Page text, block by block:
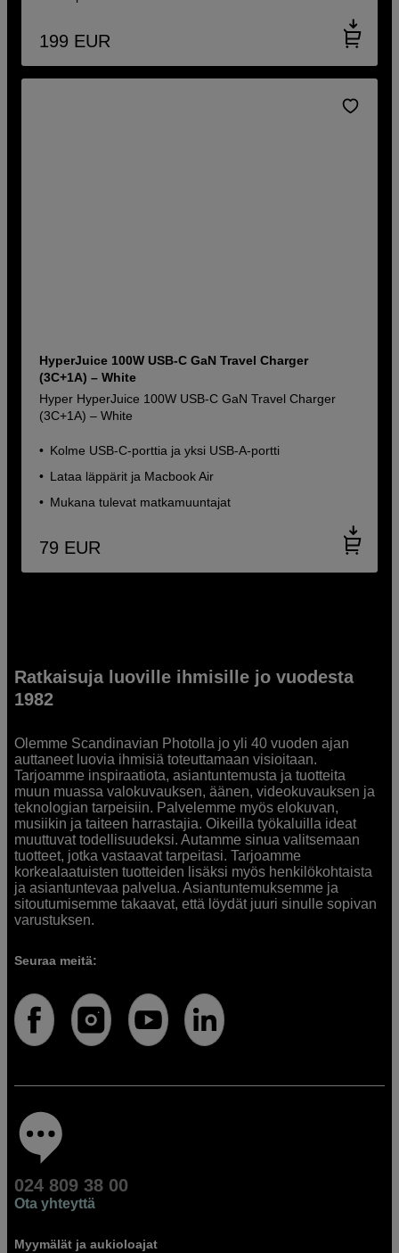
199 EUR
HyperJuice 100W USB-C GaN Travel Charger
(3C+1A) – White
Hyper HyperJuice 100W USB-C GaN Travel Charger
(3C+1A) – White
Kolme USB-C-porttia ja yksi USB-A-portti
Lataa läppärit ja Macbook Air
Mukana tulevat matkamuuntajat
79 EUR
Ratkaisuja luoville ihmisille jo vuodesta
1982
Olemme Scandinavian Photolla jo yli 40 vuoden ajan
auttaneet luovia ihmisiä toteuttamaan visioitaan.
Tarjoamme inspiraatiota, asiantuntemusta ja tuotteita
muun muassa valokuvauksen, äänen, videokuvauksen ja
teknologian tarpeisiin. Palvelemme myös elokuvan,
musiikin ja taiteen harrastajia. Oikeilla työkaluilla ideat
muuttuvat todellisuudeksi. Autamme sinua valitsemaan
tuotteet, jotka vastaavat tarpeitasi. Tarjoamme
korkealaatuisten tuotteiden lisäksi myös henkilökohtaista
ja asiantuntevaa palvelua. Asiantuntemuksemme ja
sitoutumisemme takaavat, että löydät juuri sinulle sopivan
varustuksen.
Seuraa meitä:
024 809 38 00
Ota yhteyttä
Myymälät ja aukioloajat